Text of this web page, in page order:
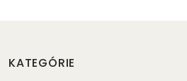
KATEGÓRIE